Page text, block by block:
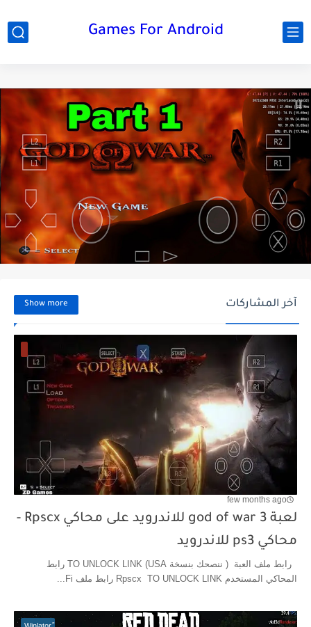
Games For Android
آخر المشاركات Show more
few months ago
لعبة god of war 3 للاندرويد على محاكي Rpscx -
محاكي ps3 للاندرويد
رابط ملف العبة ( ننصحك بنسخة USA) TO UNLOCK LINK رابط
المحاكي المستخدم Rpscx TO UNLOCK LINK رابط ملف Fi...